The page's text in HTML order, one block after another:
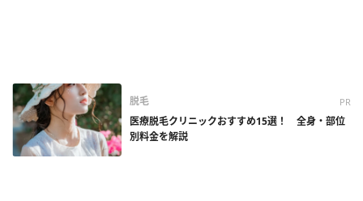
脱毛 PR
医療脱毛クリニックおすすめ15選！ 全身・部位
別料金を解説